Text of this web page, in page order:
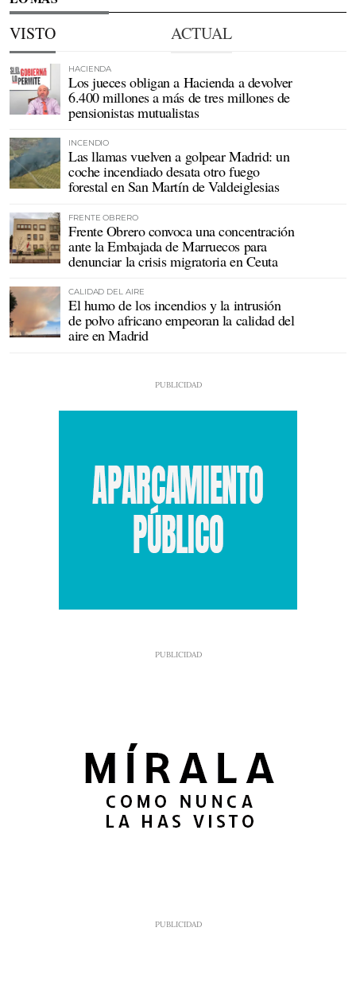
VISTO ACTUAL
HACIENDA
Los jueces obligan a Hacienda a devolver
6.400 millones a más de tres millones de
pensionistas mutualistas
INCENDIO
Las llamas vuelven a golpear Madrid: un
coche incendiado desata otro fuego
forestal en San Martín de Valdeiglesias
FRENTE OBRERO
Frente Obrero convoca una concentración
ante la Embajada de Marruecos para
denunciar la crisis migratoria en Ceuta
CALIDAD DEL AIRE
El humo de los incendios y la intrusión
de polvo africano empeoran la calidad del
aire en Madrid